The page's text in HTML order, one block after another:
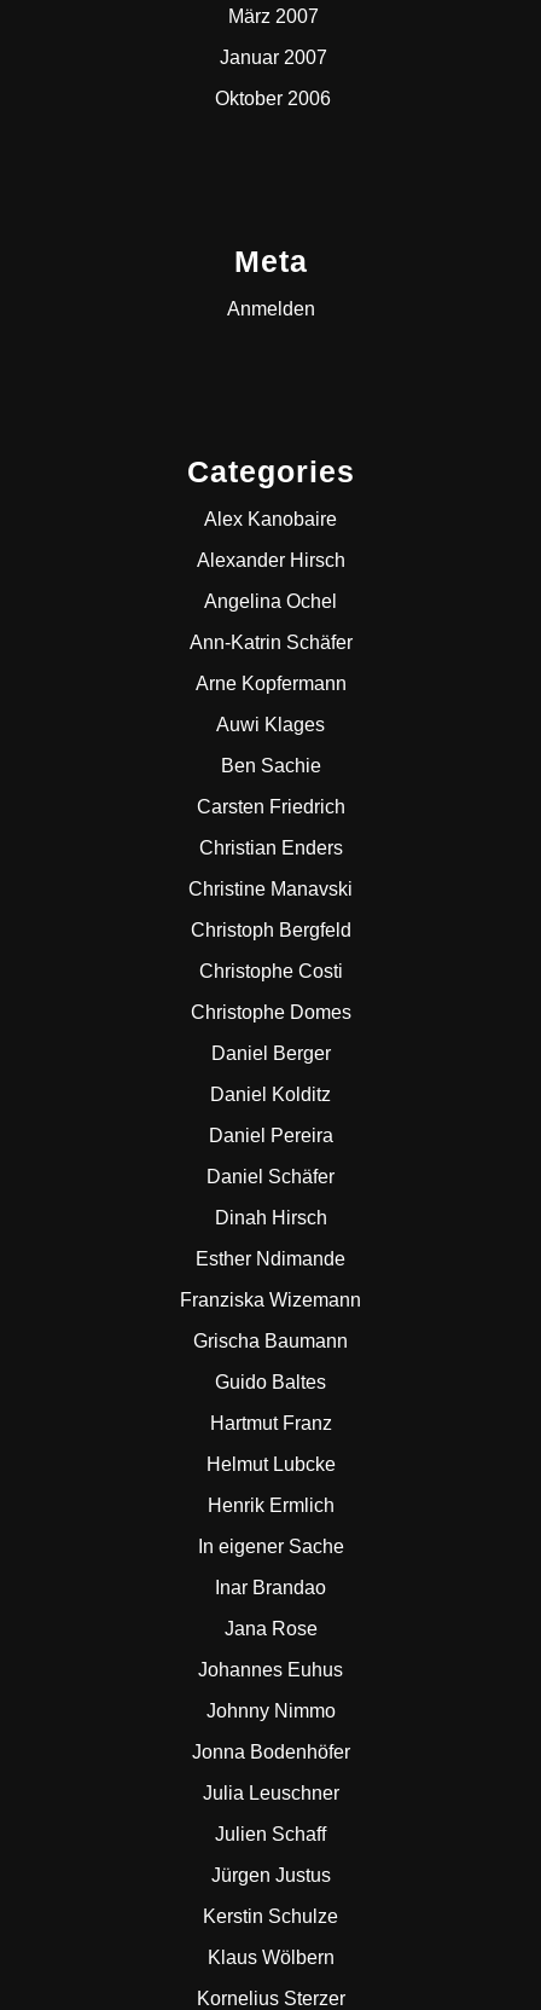
März 2007
Januar 2007
Oktober 2006
Meta
Anmelden
Categories
Alex Kanobaire
Alexander Hirsch
Angelina Ochel
Ann-Katrin Schäfer
Arne Kopfermann
Auwi Klages
Ben Sachie
Carsten Friedrich
Christian Enders
Christine Manavski
Christoph Bergfeld
Christophe Costi
Christophe Domes
Daniel Berger
Daniel Kolditz
Daniel Pereira
Daniel Schäfer
Dinah Hirsch
Esther Ndimande
Franziska Wizemann
Grischa Baumann
Guido Baltes
Hartmut Franz
Helmut Lubcke
Henrik Ermlich
In eigener Sache
Inar Brandao
Jana Rose
Johannes Euhus
Johnny Nimmo
Jonna Bodenhöfer
Julia Leuschner
Julien Schaff
Jürgen Justus
Kerstin Schulze
Klaus Wölbern
Kornelius Sterzer